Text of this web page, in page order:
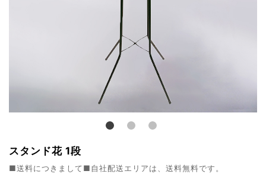
スタンド花 1段
■送料につきまして■自社配送エリアは、送料無料です。